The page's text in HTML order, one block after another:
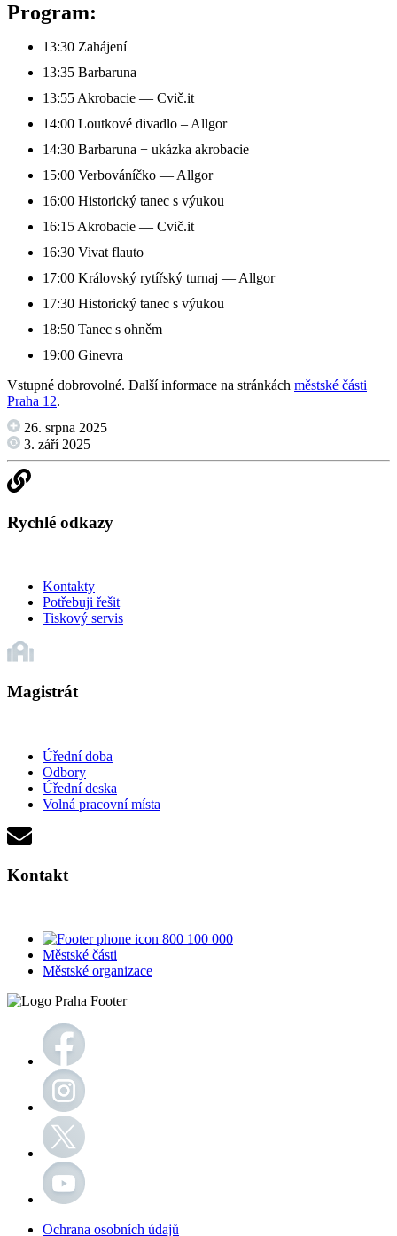
Program:
13:30 Zahájení
13:35 Barbaruna
13:55 Akrobacie — Cvič.it
14:00 Loutkové divadlo – Allgor
14:30 Barbaruna + ukázka akrobacie
15:00 Verbováníčko — Allgor
16:00 Historický tanec s výukou
16:15 Akrobacie — Cvič.it
16:30 Vivat flauto
17:00 Královský rytířský turnaj — Allgor
17:30 Historický tanec s výukou
18:50 Tanec s ohněm
19:00 Ginevra
Vstupné dobrovolné. Další informace na stránkách městské části
Praha 12.
26. srpna 2025
3. září 2025
Rychlé odkazy
Kontakty
Potřebuji řešit
Tiskový servis
Magistrát
Úřední doba
Odbory
Úřední deska
Volná pracovní místa
Kontakt
800 100 000
Městské části
Městské organizace
Ochrana osobních údajů